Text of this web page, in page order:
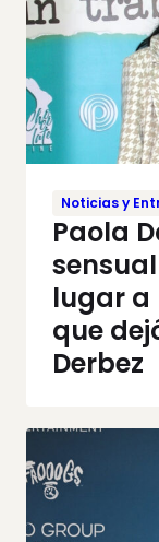
Noticias y
Paola
lugar a
que
Derbez